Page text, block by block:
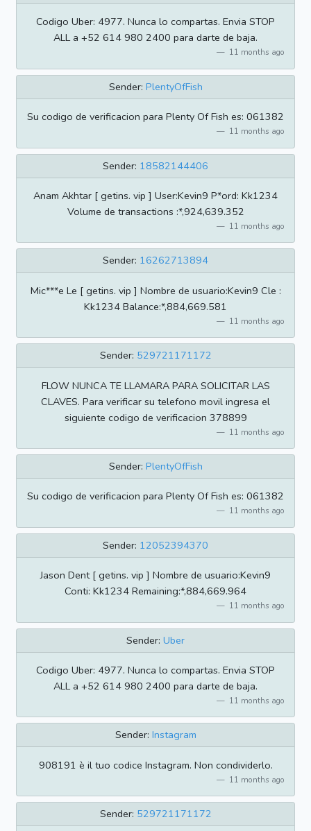
Codigo Uber: 4977. Nunca lo compartas. Envia STOP
ALL a +52 614 980 2400 para darte de baja.
11 months ago
Sender: PlentyOfFish
Su codigo de verificacion para Plenty Of Fish es: 061382
11 months ago
Sender: 18582144406
Anam Akhtar [ getins. vip ] User:Kevin9 P*ord: Kk1234
Volume de transactions :*,924,639.352
11 months ago
Sender: 16262713894
Mic***e Le [ getins. vip ] Nombre de usuario:Kevin9 Cle :
Kk1234 Balance:*,884,669.581
11 months ago
Sender: 529721171172
FLOW NUNCA TE LLAMARA PARA SOLICITAR LAS
CLAVES. Para verificar su telefono movil ingresa el
siguiente codigo de verificacion 378899
11 months ago
Sender: PlentyOfFish
Su codigo de verificacion para Plenty Of Fish es: 061382
11 months ago
Sender: 12052394370
Jason Dent [ getins. vip ] Nombre de usuario:Kevin9
Conti: Kk1234 Remaining:*,884,669.964
11 months ago
Sender: Uber
Codigo Uber: 4977. Nunca lo compartas. Envia STOP
ALL a +52 614 980 2400 para darte de baja.
11 months ago
Sender: Instagram
908191 è il tuo codice Instagram. Non condividerlo.
11 months ago
Sender: 529721171172